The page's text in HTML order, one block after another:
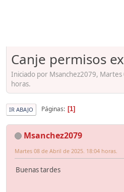
Canje permisos
Iniciado por Msanchez2079,
horas.
IR ABAJO Páginas 1
Msanchez2079
Martes 08 de Abril de 2025. 18:04 horas.
Buenas tardes